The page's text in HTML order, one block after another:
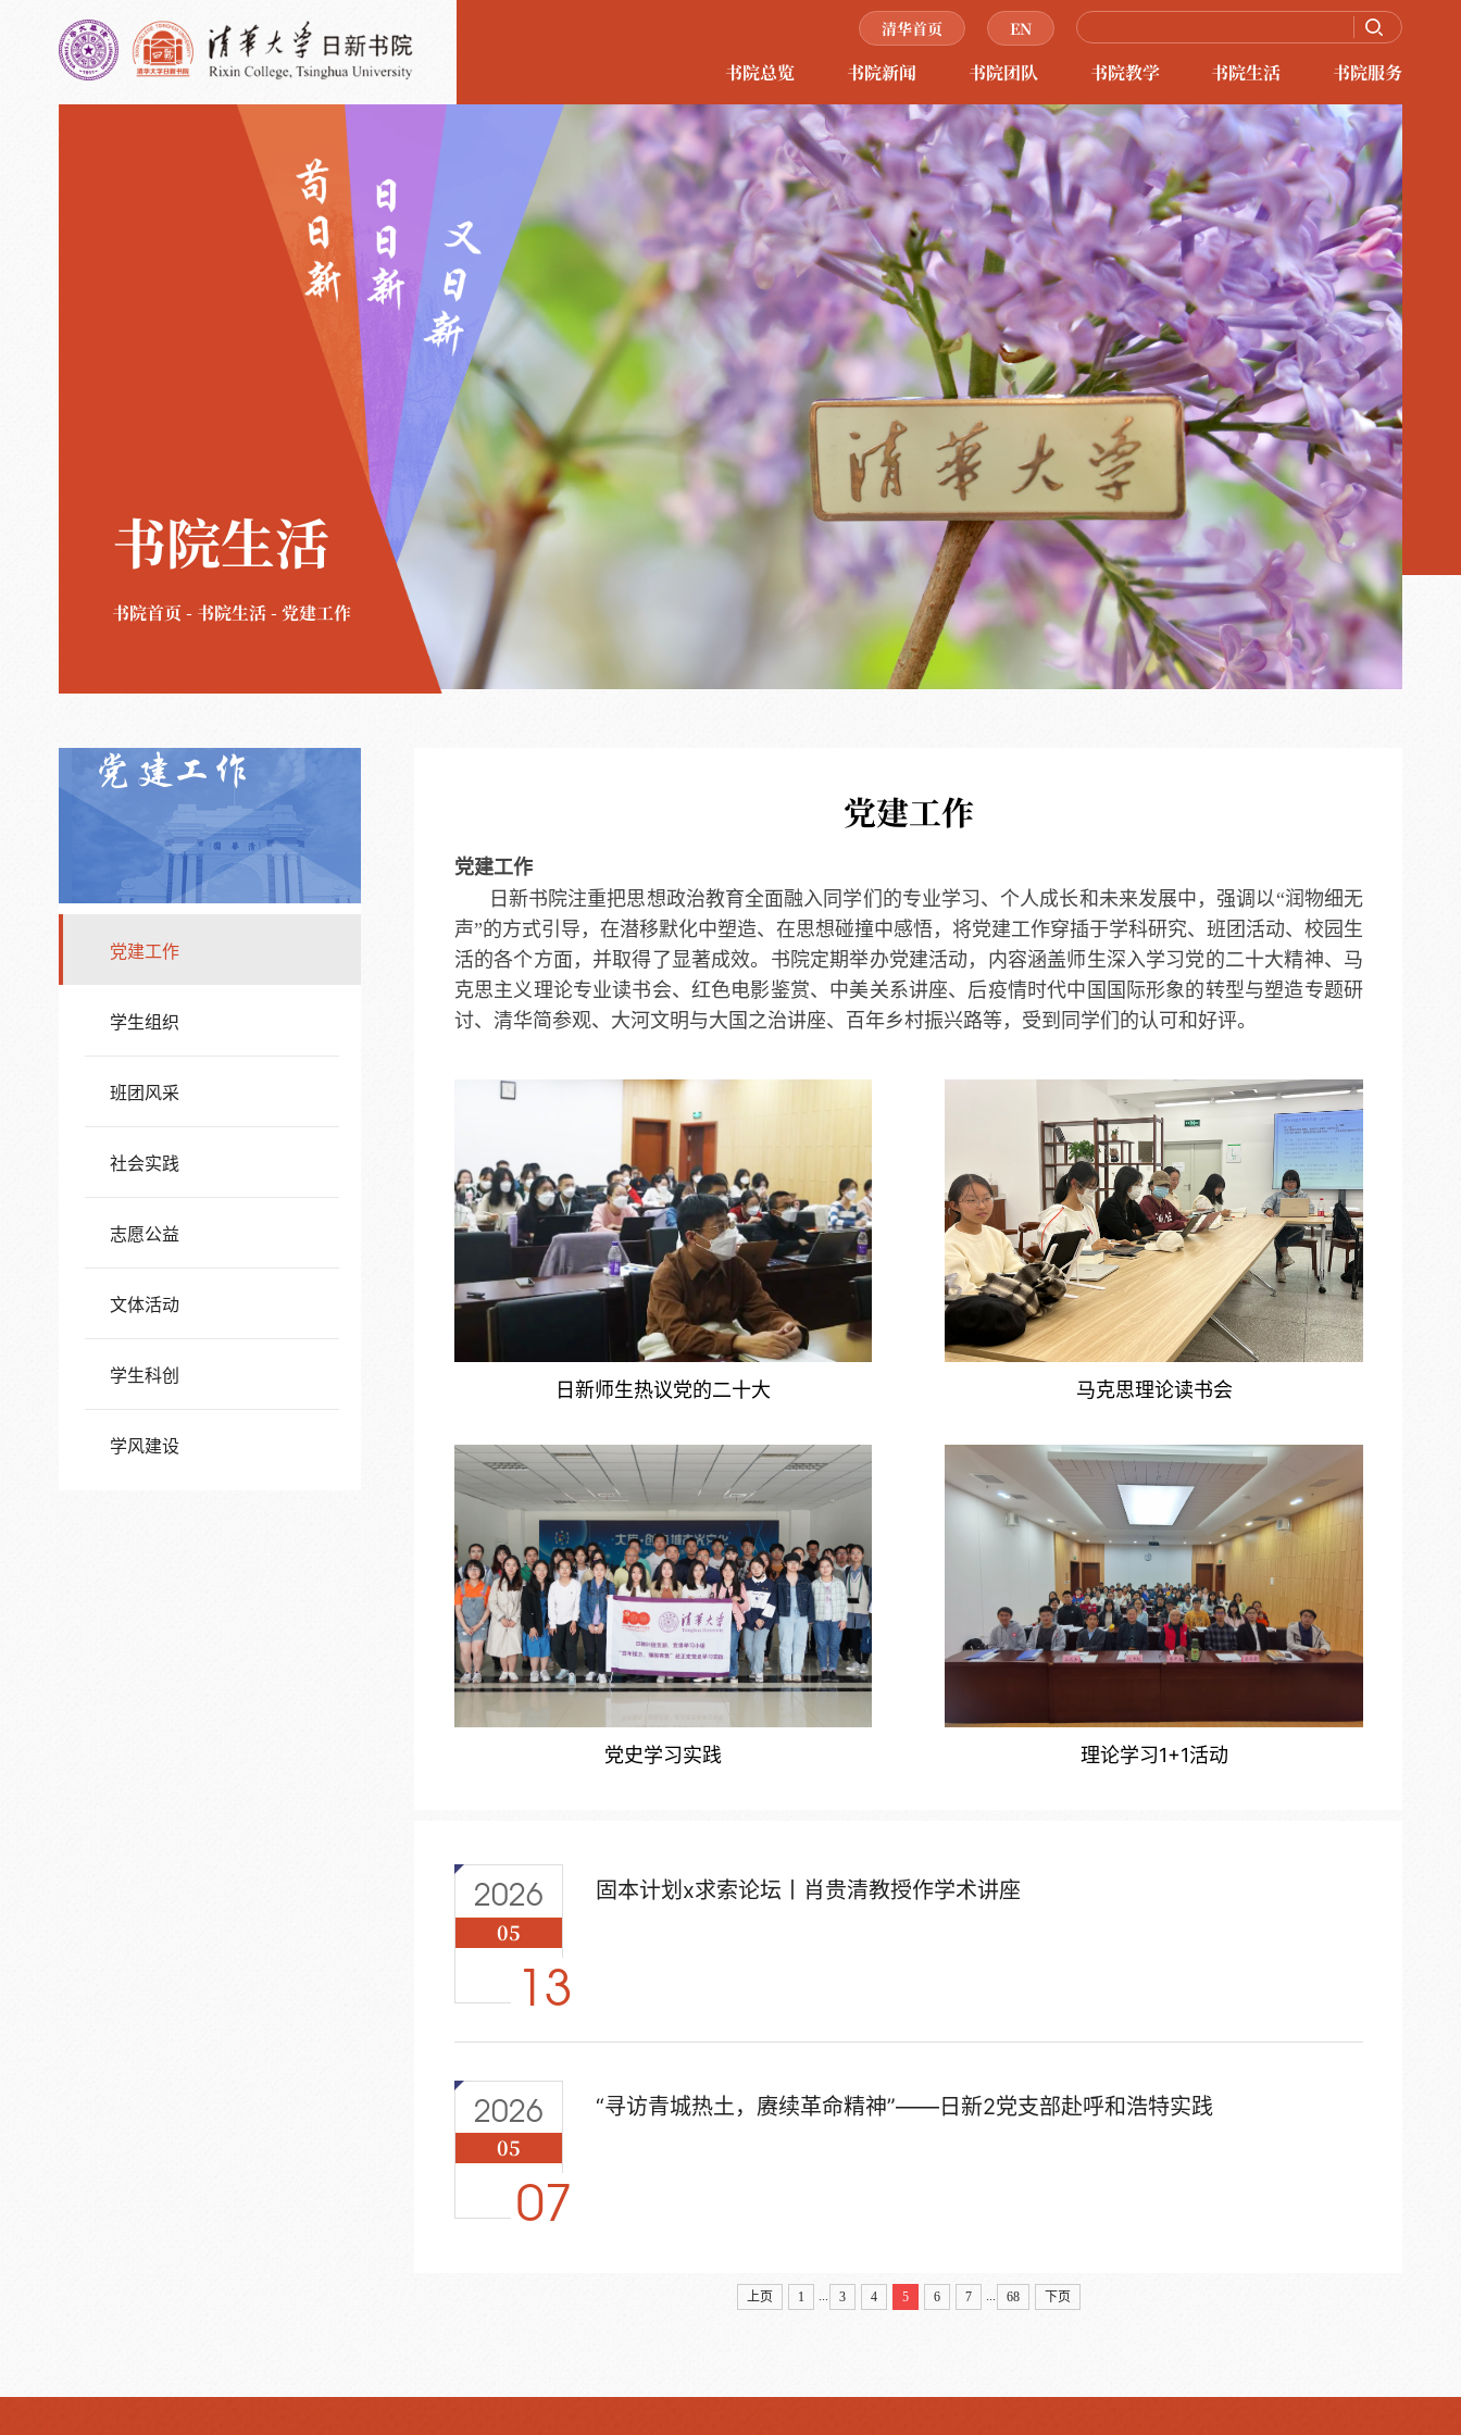
清华首页 EN
书院总览 书院新闻 书院团队 书院教学 书院生活 书院服务
书院生活
书院首页 - 书院生活-党建工作
党建工作
党建工作
学生组织
班团风采
社会实践
志愿公益
文体活动
学生科创
学风建设
党建工作
党建工作
日新书院注重把思想政治教育全面融入同学们的专业学习、个人成长和未来发展中，强调以“润物细无
声”的方式引导，在潜移默化中塑造、在思想碰撞中感悟，将党建工作穿插于学科研究、班团活动、校园生
活的各个方面，并取得了显著成效。书院定期举办党建活动，内容涵盖师生深入学习党的二十大精神、马
克思主义理论专业读书会、红色电影鉴赏、 中美关系讲座、 后疫情时代中国国际形象的转型与塑造专题研
讨、清华简参观、大河文明与大国之治讲座、百年乡村振兴路等，受到同学们的认可和好评。
日新师生热议党的二十大 马克思理论读书会
党史学习实践 理论学习1+1活动
2026
05
13
固本计划x求索论坛丨肖贵清教授作学术讲座
2026
05
07
“寻访青城热土，赓续革命精神”——日新2党支部赴呼和浩特实践
上页 1 ... 3 4 5 6 7 ... 68 下页